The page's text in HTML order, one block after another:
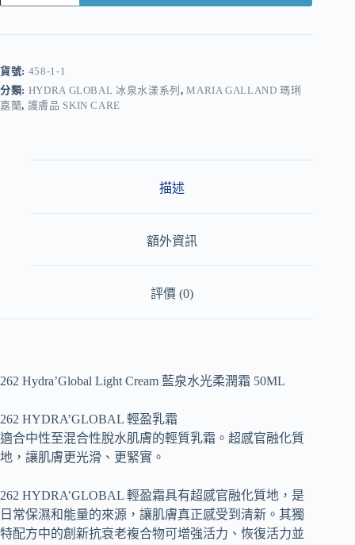
r
n
a
t
貨號: 458-1-1
分類: HYDRA GLOBAL 冰泉水漾系列 ,MARIA GALLAND 瑪琍
嘉蘭, 護膚品 SKIN CARE
描述
額外資訊
評價 (0)
262 Hydra’Global Light Cream 藍泉水光柔潤霜 50ML
262 HYDRA’GLOBAL 輕盈乳霜
適合中性至混合性脫水肌膚的輕質乳霜。超感官融化質
地，讓肌膚更光滑、更緊實。
262 HYDRA’GLOBAL 輕盈霜具有超感官融化質地，是
日常保濕和能量的來源，讓肌膚真正感受到清新。其獨
特配方中的創新抗衰老複合物可增強活力、恢復活力並